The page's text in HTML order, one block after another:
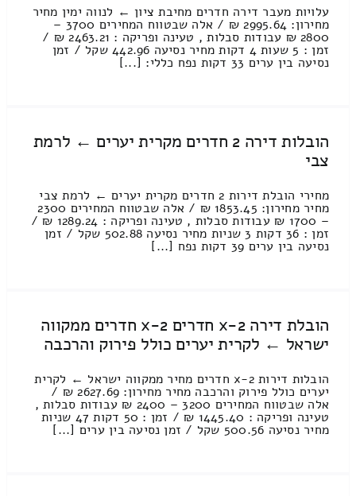
עלויות מעבר דירה חדרים מחיבת ציון ← לנווה ימין מחיר
מחירון: 2995.64 ₪ / אלה שבטווח המחירים 3700 –
2800 ₪ עבודות סבלות , טעינה ופריקה : 2463.21 ₪ /
זמן : 5 שעות 4 דקות מחיר נסיעה 442.96 שקל / זמן
נסיעה בין ערים 33 דקות נפח כללי: [...]
הובלות דירה 2 חדרים מקרית יערים ← לרמת
צבי
מחירי הובלת דירות 2 חדרים מקרית יערים ← לרמת צבי
מחיר מחירון: 1853.45 ₪ / אלה שבטווח המחירים 2300
– 1700 ₪ עבודות סבלות , טעינה ופריקה : 1289.24 ₪ /
זמן : 36 דקות 3 שניות מחיר נסיעה 502.88 שקל / זמן
נסיעה בין ערים 39 דקות נפח [...]
הובלת דירה 2-x חדרים 2-x חדרים ממקווה
ישראל ← לקרית יערים כולל פירוק והרכבה
הובלות דירות 2-x חדרים מחיר ממקווה ישראל ← לקרית
יערים כולל פירוק והרכבה מחיר מחירון: 2627.69 ₪ /
אלה שבטווח המחירים 3200 – 2400 ₪ עבודות סבלות ,
טעינה ופריקה : 1445.40 ₪ / זמן : 50 דקות 47 שניות
מחיר נסיעה 500.56 שקל / זמן נסיעה בין ערים [...]